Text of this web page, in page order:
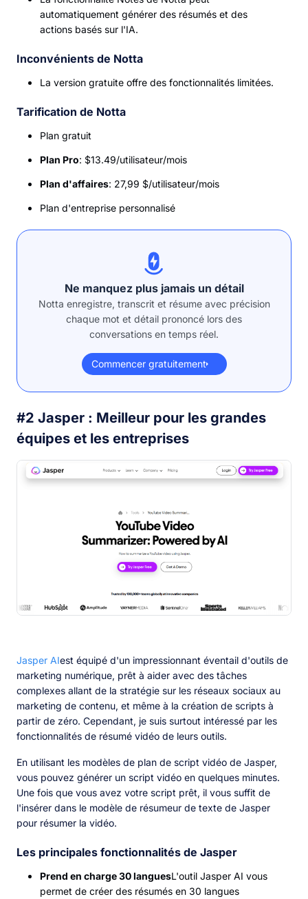
automatiquement générer des résumés et des
actions basés sur l'IA.
Inconvénients de Notta
La version gratuite offre des fonctionnalités limitées.
Tarification de Notta
Plan gratuit
Plan Pro: $13.49/utilisateur/mois
Plan d'affaires: 27,99 $/utilisateur/mois
Plan d'entreprise personnalisé
Ne manquez plus jamais un détail
Notta enregistre, transcrit et résume avec précision
chaque mot et détail prononcé lors des
conversations en temps réel.
Commencer gratuitement
#2 Jasper : Meilleur pour les grandes
équipes et les entreprises
Jasper AIest équipé d'un impressionnant éventail d'outils de
marketing numérique, prêt à aider avec des tâches
complexes allant de la stratégie sur les réseaux sociaux au
marketing de contenu, et même à la création de scripts à
partir de zéro. Cependant, je suis surtout intéressé par les
fonctionnalités de résumé vidéo de leurs outils.
En utilisant les modèles de plan de script vidéo de Jasper,
vous pouvez générer un script vidéo en quelques minutes.
Une fois que vous avez votre script prêt, il vous suffit de
l'insérer dans le modèle de résumeur de texte de Jasper
pour résumer la vidéo.
Les principales fonctionnalités de Jasper
Prend en charge 30 languesL'outil Jasper AI vous
permet de créer des résumés en 30 langues